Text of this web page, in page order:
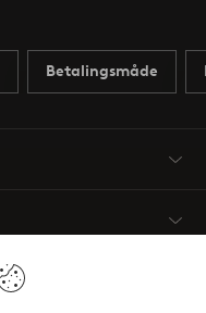
Betalingsmåde